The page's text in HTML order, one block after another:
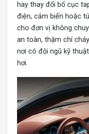
hay thay đổi bố cục
điện, cảm biến hoặc
cho đơn vị không
an toàn, thậm chí
nơi có đội ngũ kỹ
hơi.